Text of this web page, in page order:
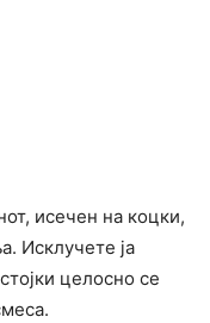
исечен на коцки,
Исклучете ја
целосно се